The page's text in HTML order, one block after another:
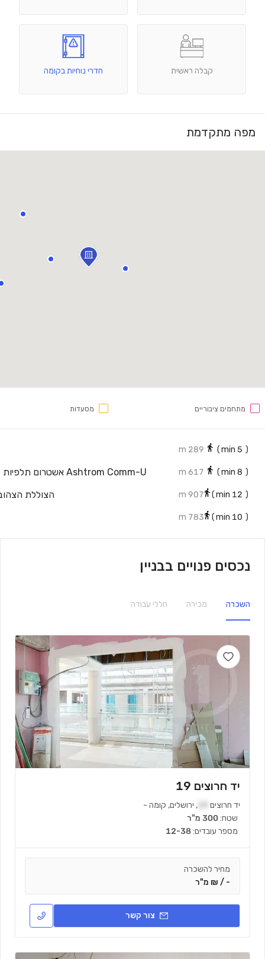
קבלה ראשית חדרי נוחיות בקומה
מפה מתקדמת
מתחמים ציבוריים מסעדות
(
5
289 m
(
8
617 m
(
12
907 m הצוללת
(
10
783 m
נכסים פנויים בבניין
השכרה מכירה חללי עבודה
יד חרוצים 19
יד חרוצים , ירושלים, קומה -
שטח:300 מ"ר
מספר עובדים:12-38
מחיר להשכרה
- / ₪ מ"ר
צור קשר